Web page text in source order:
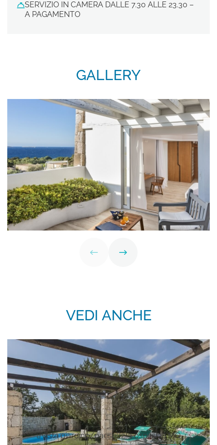
Residence I Cormorani Alti
SERVIZIO IN CAMERA DALLE 7.30 ALLE 23.30 –
A PAGAMENTO
GALLERY
VEDI ANCHE
Vista giardino/paese 2-3 ospiti 28 MQ